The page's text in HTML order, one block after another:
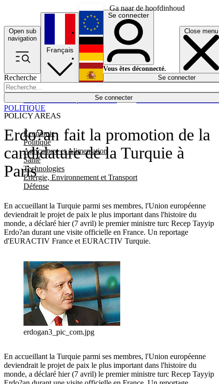
Ga naar de hoofdinhoud
Open sub
navigation
Close menu
Recherche
Se connecter
POLICY AREAS
Economie
Politique
Agriculture et Alimentation
Santé
Technologies
Energie, Environnement et Transport
Défense
Économie
Français
English
Deutsch
Español
Se connecter
Vous êtes déconnecté.
Se connecter
Erdo?an fait la promotion de la
candidature de la Turquie à
Paris
En accueillant la Turquie parmi ses membres, l'Union européenne
deviendrait le projet de paix le plus important dans l'histoire du
monde, a déclaré hier (7 avril) le premier ministre turc Recep Tayyip
Erdo?an durant une visite officielle en France. Un reportage
d'EURACTIV France et EURACTIV Turquie.
POLITIQUE
erdogan3_pic_com.jpg
En accueillant la Turquie parmi ses membres, l'Union européenne
deviendrait le projet de paix le plus important dans l'histoire du
monde, a déclaré hier (7 avril) le premier ministre turc Recep Tayyip